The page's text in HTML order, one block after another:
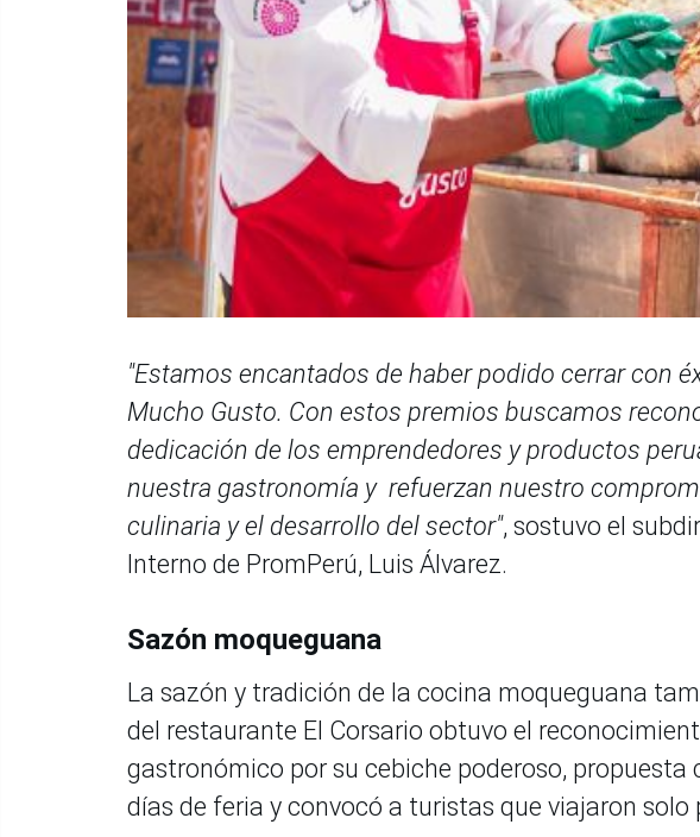
"Estamos encantados de haber podido cerrar con
Mucho Gusto. Con estos premios buscamos
dedicación de los emprendedores y productos
nuestra gastronomía y refuerzan nuestro
culinaria y el desarrollo del sector", sostuvo el
Interno de PromPerú, Luis Álvarez.
Sazón moqueguana
La sazón y tradición de la cocina moqueguana
del restaurante El Corsario obtuvo el
gastronómico por su cebiche poderoso, propuesta
días de feria y convocó a turistas que viajaron solo